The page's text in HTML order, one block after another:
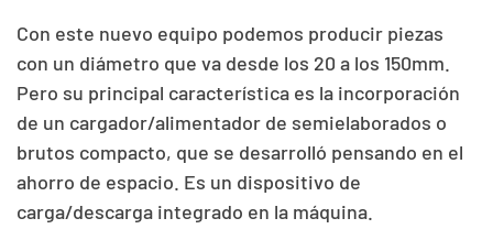
Con este nuevo equipo podemos producir piezas
con un diámetro que va desde los 20 a los 150mm.
Pero su principal característica es la incorporación
de un cargador/alimentador de semielaborados o
brutos compacto, que se desarrolló pensando en el
ahorro de espacio. Es un dispositivo de
carga/descarga integrado en la máquina.